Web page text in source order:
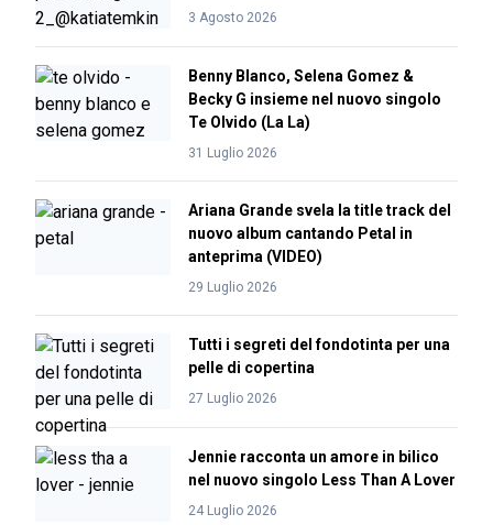
3 Agosto 2026
Benny Blanco, Selena Gomez &
Becky G insieme nel nuovo singolo
Te Olvido (La La)
31 Luglio 2026
Ariana Grande svela la title track del
nuovo album cantando Petal in
anteprima (VIDEO)
29 Luglio 2026
Tutti i segreti del fondotinta per una
pelle di copertina
27 Luglio 2026
Jennie racconta un amore in bilico
nel nuovo singolo Less Than A Lover
24 Luglio 2026